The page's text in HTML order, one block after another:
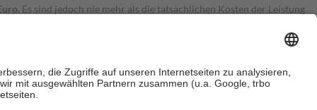
Es sind jedoch nie mehr als die tatsächlichen Kosten der Leistung
Zuzahlungen an bei: